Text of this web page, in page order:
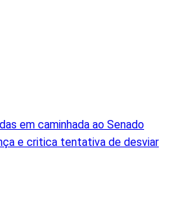
em caminhada ao Senado
e critica tentativa de desviar